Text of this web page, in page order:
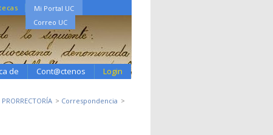
Mi Portal UC
Correo UC
Login
de Cont@ctenos
Correspondencia